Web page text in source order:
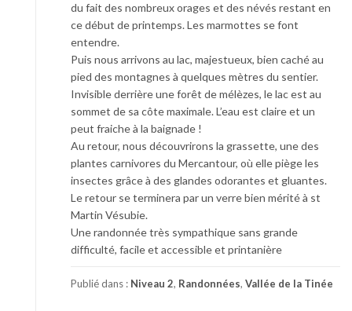
du fait des nombreux orages et des névés restant en
ce début de printemps. Les marmottes se font
entendre.
Puis nous arrivons au lac, majestueux, bien caché au
pied des montagnes à quelques mètres du sentier.
Invisible derrière une forêt de mélèzes, le lac est au
sommet de sa côte maximale. L’eau est claire et un
peut fraiche à la baignade !
Au retour, nous découvrirons la grassette, une des
plantes carnivores du Mercantour, où elle piège les
insectes grâce à des glandes odorantes et gluantes.
Le retour se terminera par un verre bien mérité à st
Martin Vésubie.
Une randonnée très sympathique sans grande
difficulté, facile et accessible et printanière
Publié dans : Niveau 2, Randonnées, Vallée de la Tinée